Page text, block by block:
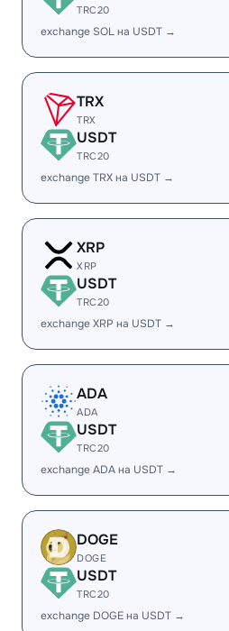
TRC20
exchange SOL на USDT →
TRX
TRX
USDT
TRC20
exchange TRX на USDT →
XRP
XRP
USDT
TRC20
exchange XRP на USDT →
ADA
ADA
USDT
TRC20
exchange ADA на USDT →
DOGE
DOGE
USDT
TRC20
exchange DOGE на USDT →